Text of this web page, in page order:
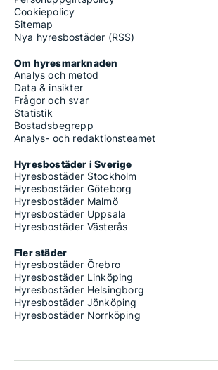
Cookiepolicy
Sitemap
Nya hyresbostäder (RSS)
Om hyresmarknaden
Analys och metod
Data & insikter
Frågor och svar
Statistik
Bostadsbegrepp
Analys- och redaktionsteamet
Hyresbostäder i Sverige
Hyresbostäder Stockholm
Hyresbostäder Göteborg
Hyresbostäder Malmö
Hyresbostäder Uppsala
Hyresbostäder Västerås
Fler städer
Hyresbostäder Örebro
Hyresbostäder Linköping
Hyresbostäder Helsingborg
Hyresbostäder Jönköping
Hyresbostäder Norrköping